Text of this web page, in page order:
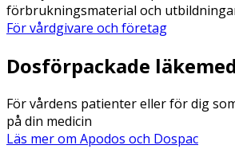
förbrukningsmaterial och
För vårdgivare och företag
Dosförpackade
För vårdens patienter eller för dig
på din medicin
Läs mer om Apodos och Dospac